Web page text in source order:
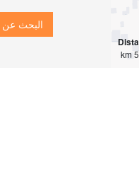
البحث